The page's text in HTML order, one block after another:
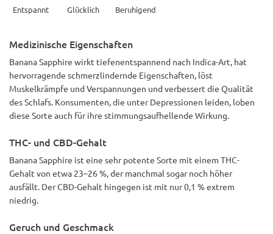
Entspannt Glücklich Beruhigend
Medizinische Eigenschaften
Banana Sapphire wirkt tiefenentspannend nach Indica-Art, hat
hervorragende schmerzlindernde Eigenschaften, löst
Muskelkrämpfe und Verspannungen und verbessert die Qualität
des Schlafs. Konsumenten, die unter Depressionen leiden, loben
diese Sorte auch für ihre stimmungsaufhellende Wirkung.
THC- und CBD-Gehalt
Banana Sapphire ist eine sehr potente Sorte mit einem THC-
Gehalt von etwa 23–26 %, der manchmal sogar noch höher
ausfällt. Der CBD-Gehalt hingegen ist mit nur 0,1 % extrem
niedrig.
Geruch und Geschmack